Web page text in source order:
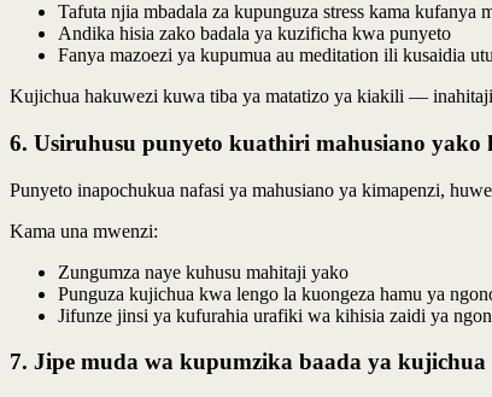
Tafuta njia mbadala za kupunguza stress kama kufanya
Andika hisia zako badala ya kuzificha kwa punyeto
Fanya mazoezi ya kupumua au meditation ili kusaidia
Kujichua hakuwezi kuwa tiba ya matatizo ya kiakili —
6. Usiruhusu punyeto kuathiri mahusiano yako
Punyeto inapochukua nafasi ya mahusiano ya kimapenzi,
Kama una mwenzi:
Zungumza naye kuhusu mahitaji yako
Punguza kujichua kwa lengo la kuongeza hamu ya
Jifunze jinsi ya kufurahia urafiki wa kihisia zaidi ya
7. Jipe muda wa kupumzika baada ya kujichua